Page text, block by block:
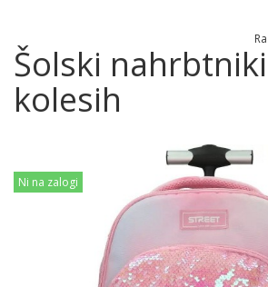
Šolski
kolesih
Ni na zalogi